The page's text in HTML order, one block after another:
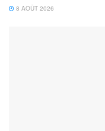
8 AOÛT 2026